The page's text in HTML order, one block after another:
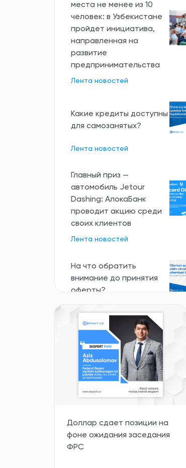
места не менее из 10
человек: в Узбекистане
пройдет инициатива,
направленная на
развитие
предпринимательства
Лента новостей
Какие кредиты доступны
для самозанятых?
Лента новостей
Главный приз —
автомобиль Jetour
Dashing: АлокаБанк
проводит акцию среди
своих клиентов
Лента новостей
На что обратить
внимание до принятия
оферты?
Все новости
Доллар сдает позиции на
фоне ожидания заседания
ФРС